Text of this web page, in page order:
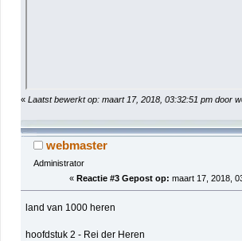
« Laatst bewerkt op: maart 17, 2018, 03:32:51 pm door
webmaster
Administrator
« Reactie #3 Gepost op: maart 17, 2018,
land van 1000 heren
hoofdstuk 2 - Rei der Heren